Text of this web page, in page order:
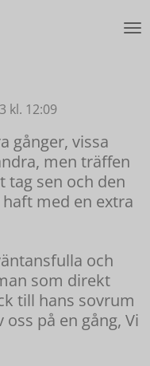
kl. 12:09
gånger, vissa
men träffen
tag sen och den
med en extra
och
som direkt
till hans sovrum
på en gång, Vi